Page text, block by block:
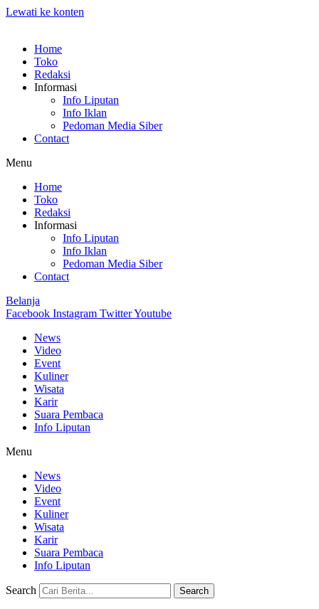
Lewati ke konten
Home
Toko
Redaksi
Informasi
Info Liputan
Info Iklan
Pedoman Media Siber
Contact
Menu
Home
Toko
Redaksi
Informasi
Info Liputan
Info Iklan
Pedoman Media Siber
Contact
Belanja
Facebook Instagram TwitterYoutube
News
Video
Event
Kuliner
Wisata
Karir
Suara Pembaca
Info Liputan
Menu
News
Video
Event
Kuliner
Wisata
Karir
Suara Pembaca
Info Liputan
Search Search